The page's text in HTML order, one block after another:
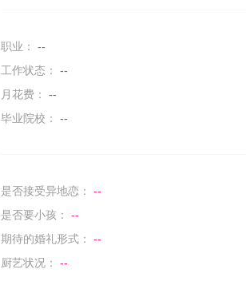
职业： --
工作状态：
--
月花费：
--
毕业院校：
--
是否接受异地恋： --
是否要小孩：
--
期待的婚礼形式：
--
厨艺状况：
--